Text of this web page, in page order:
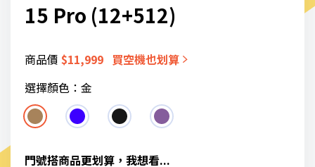
15 Pro (12+512)
商品價 $11,999 買空機也划算
選擇顏色： 金
門號搭商品更划算，我想看...